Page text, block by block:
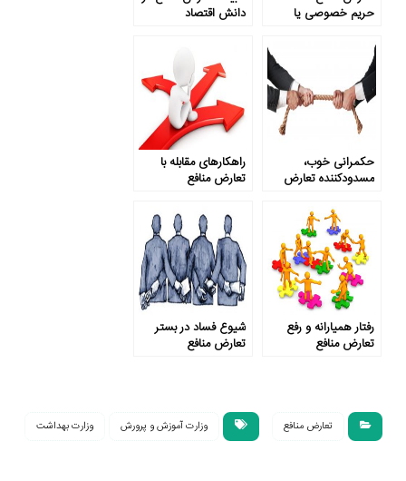
حریم خصوصی یا
بیماران؟
دانش اقتصاد
حکمرانی خوب،
مسدودکننده تعارض
راهکارهای مقابله با
تعارض منافع
رفتار همیارانه و رفع
تعارض منافع
شیوع فساد در بستر
تعارض منافع
تعارض منافع وزارت آموزش و پرورش وزارت بهداشت